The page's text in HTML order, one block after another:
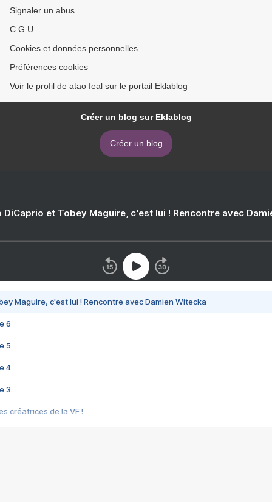
Signaler un abus
C.G.U.
Cookies et données personnelles
Préférences cookies
Voir le profil de atao feal sur le portail Eklablog
Créer un blog sur Eklablog
Créer un blog
DiCaprio et Tobey Maguire, c'est lui ! Rencontre avec
Maguire, c'est lui ! Rencontre avec Damien Witecka
6
5
4
3
créatrices de la VF !